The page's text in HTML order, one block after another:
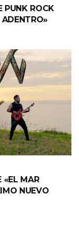
PUNK ROCK
«EL MAR
NUEVO